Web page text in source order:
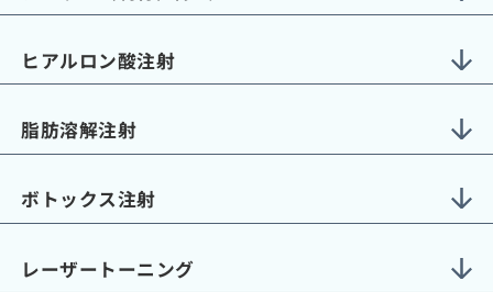
ヒアルロン酸注射
脂肪溶解注射
ボトックス注射
レーザートーニング